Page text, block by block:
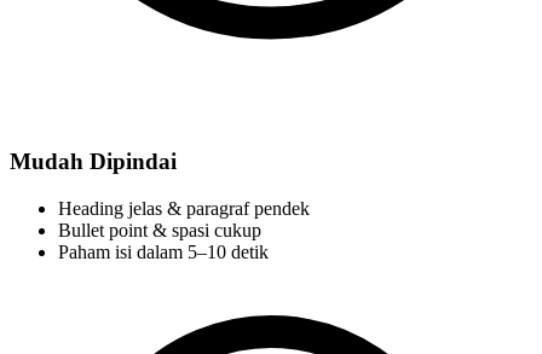
Mudah Dipindai
Heading jelas & paragraf pendek
Bullet point & spasi cukup
Paham isi dalam 5–10 detik